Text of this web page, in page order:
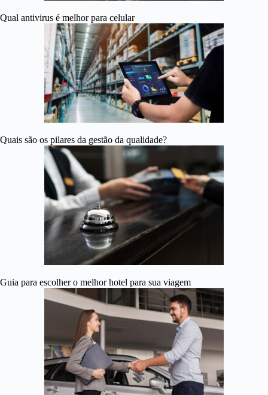
Qual antivirus é melhor para celular
Quais são os pilares da gestão da qualidade?
Guia para escolher o melhor hotel para sua viagem